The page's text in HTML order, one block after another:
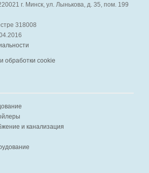
г. Минск, ул. Лынькова, д. 35, пом. 199
318008
обработки cookie
и канализация